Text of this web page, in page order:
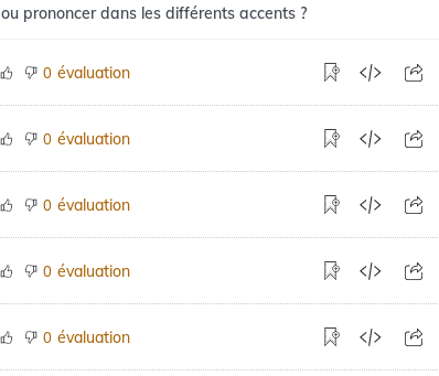
ou prononcer dans les différents accents ?
0 évaluation
0 évaluation
0 évaluation
0 évaluation
0 évaluation